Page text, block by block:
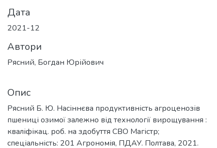
Дата
2021-12
Автори
Рясний, Богдан Юрійович
Опис
Рясний Б. Ю. Насіннєва продуктивність агроценозів
пшениці озимої залежно від технології вирощування :
кваліфікац. роб. на здобуття СВО Магістр;
спеціальність: 201 Агрономія, ПДАУ. Полтава, 2021.